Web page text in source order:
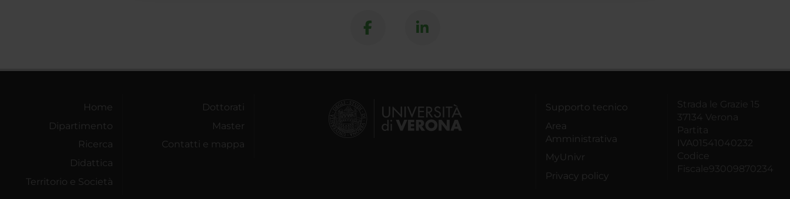
Home
Dipartimento
Ricerca
Didattica
Territorio e Società
Dottorati
Master
Contatti e mappa
Supporto tecnico
Area
Amministrativa
MyUnivr
Privacy policy
Strada le Grazie 15
37134 Verona
Partita
IVA01541040232
Codice
Fiscale93009870234